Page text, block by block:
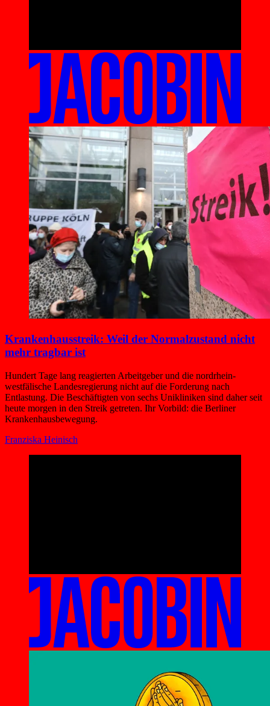
Krankenhaus­streik­: Weil der Normalzustand nicht
mehr tragbar ist
Hundert Tage lang reagierten Arbeitgeber und die nordrhein-
westfälische Landesregierung nicht auf die Forderung nach
Entlastung. Die Beschäftigten von sechs Unikliniken sind daher seit
heute morgen in den Streik getreten. Ihr Vorbild: die Berliner
Krankenhausbewegung.
Franziska Heinisch